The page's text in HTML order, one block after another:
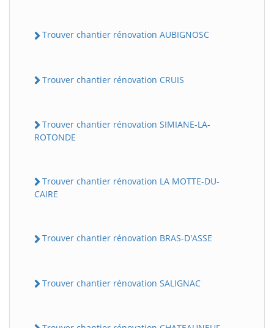
Trouver chantier rénovation AUBIGNOSC
Trouver chantier rénovation CRUIS
Trouver chantier rénovation SIMIANE-LA-
ROTONDE
Trouver chantier rénovation LA MOTTE-DU-
CAIRE
Trouver chantier rénovation BRAS-D'ASSE
Trouver chantier rénovation SALIGNAC